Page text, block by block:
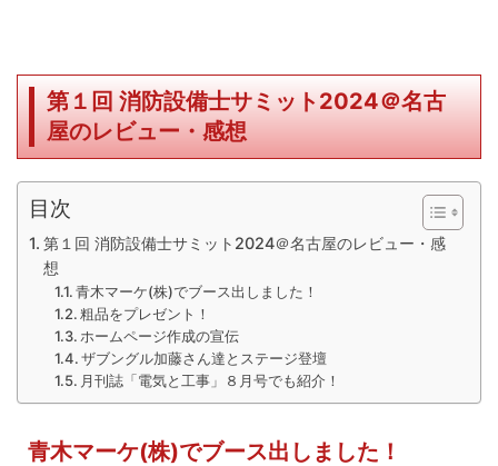
第１回 消防設備士サミット2024＠名古
屋のレビュー・感想
目次
第１回 消防設備士サミット2024＠名古屋のレビュー・感
想
青木マーケ(株)でブース出しました！
粗品をプレゼント！
ホームページ作成の宣伝
ザブングル加藤さん達とステージ登壇
月刊誌「電気と工事」８月号でも紹介！
青木マーケ(株)でブース出しました！